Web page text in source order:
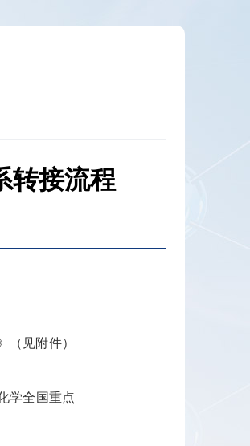
转接流程
见附件）
学全国重点